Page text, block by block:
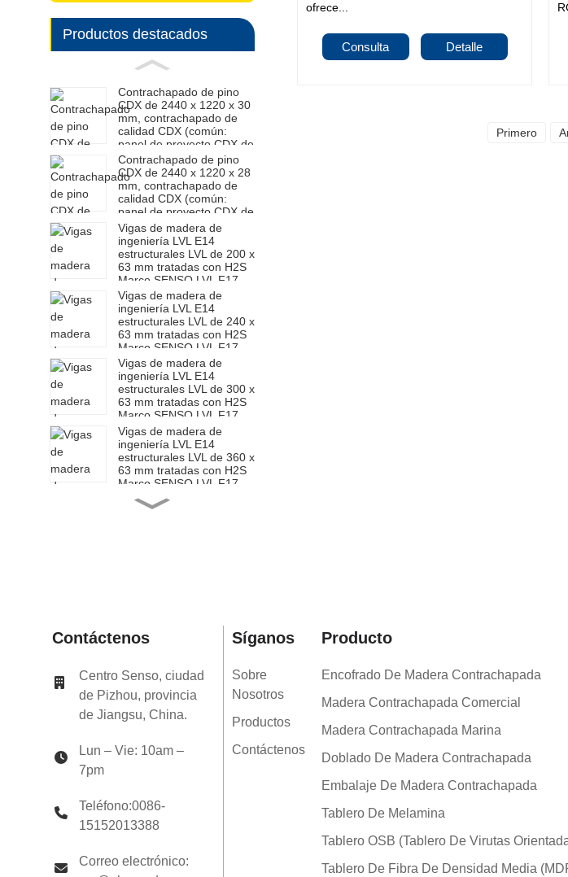
Productos destacados
Contrachapado de pino
CDX de 2440 x 1220 x 30
mm, contrachapado de
calidad CDX (común:
panel de proyecto CDX de
4 pies x 8 pies)
Contrachapado de pino
CDX de 2440 x 1220 x 28
mm, contrachapado de
calidad CDX (común:
panel de proyecto CDX de
4 pies x 8 pies)
Vigas de madera de
ingeniería LVL E14
estructurales LVL de 200 x
63 mm tratadas con H2S
Marco SENSO LVL F17
Vigas de madera de
ingeniería LVL E14
estructurales LVL de 240 x
63 mm tratadas con H2S
Marco SENSO LVL F17
Vigas de madera de
ingeniería LVL E14
estructurales LVL de 300 x
63 mm tratadas con H2S
Marco SENSO LVL F17
Vigas de madera de
ingeniería LVL E14
estructurales LVL de 360 ​​x
63 mm tratadas con H2S
Marco SENSO LVL F17
Vigas de madera de
ingeniería LVL E14
Vigas de madera de
ingeniería LVL E14
65 mm tratadas con H2S
Marco SENSO LVL F17
Vigas de madera de
ingeniería LVL E14
estructurales LVL de 360 ​​x
Marco SENSO LVL F17
ofrece...
Consulta Detalle
Primero
Contáctenos
Centro Senso, ciudad
de Pizhou, provincia
de Jiangsu, China.
Lun – Vie: 10am –
7pm
Teléfono:0086-
15152013388
Correo electrónico:
Síganos
Sobre
Nosotros
Productos
Contáctenos
Producto
Encofrado De Madera Contrachapada
Madera Contrachapada Comercial
Madera Contrachapada Marina
Doblado De Madera Contrachapada
Embalaje De Madera Contrachapada
Tablero De Melamina
Tablero OSB (tablero De Virutas
Tablero De Fibra De Densidad Media